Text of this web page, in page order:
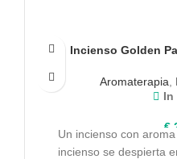
Incienso Golden
Aromaterapia
In
€
Un incienso con
incienso se despierta